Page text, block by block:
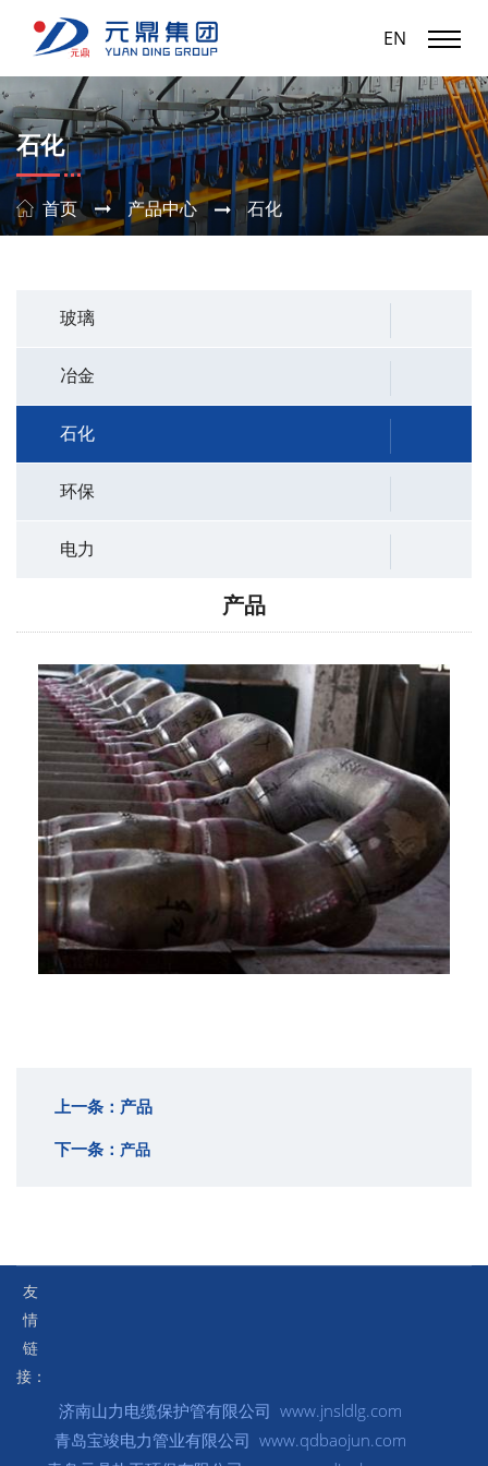
EN
石化
首页 产品中心 石化
玻璃
冶金
石化
环保
电力
产品
上一条： 产品
下一条： 产品
友
情
链
接：
济南山力电缆保护管有限公司 www.jnsldlg.com
青岛宝竣电力管业有限公司 www.qdbaojun.com